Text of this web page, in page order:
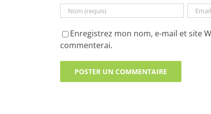
Enregistrez mon nom, e-mail et site
commenterai.